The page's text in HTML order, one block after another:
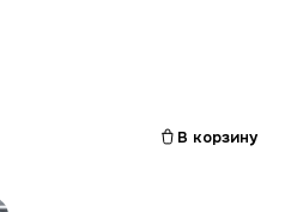
В корзину